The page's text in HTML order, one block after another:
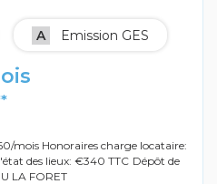
A Emission GES
mois Honoraires charge locataire:
des lieux: €340 TTC Dépôt de
LA FORET